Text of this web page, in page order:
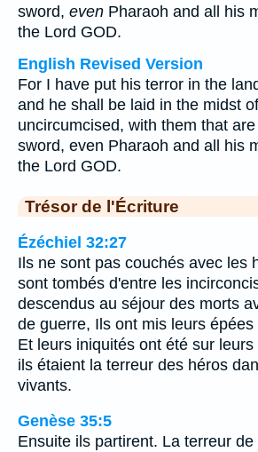
sword, even Pharaoh and all his
the Lord GOD.
English Revised Version
For I have put his terror in the
and he shall be laid in the midst
uncircumcised, with them that
sword, even Pharaoh and all his
the Lord GOD.
Trésor de l'Écriture
Ézéchiel 32:27
Ils ne sont pas couchés avec les
sont tombés d'entre les
descendus au séjour des morts
de guerre, Ils ont mis leurs
Et leurs iniquités ont été sur
ils étaient la terreur des héros
vivants.
Genèse 35:5
Ensuite ils partirent. La terreur